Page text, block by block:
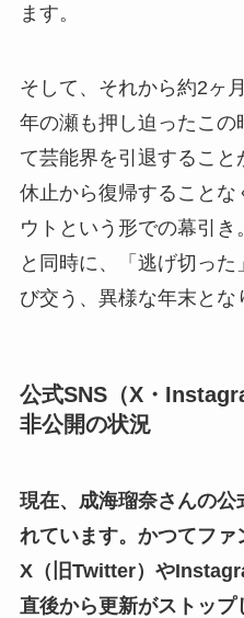
ます。
そして、それから約2ヶ
年の瀬も押し迫ったこの
て芸能界を引退するこ
休止から復帰すること
ウトという形での幕引
と同時に、「逃げ切っ
び交う、異様な年末とな
公式SNS（X・
非公開の状況
現在、成海瑠奈さんの
れています。かつてフ
X（旧Twitter）や
直後から更新がストッ